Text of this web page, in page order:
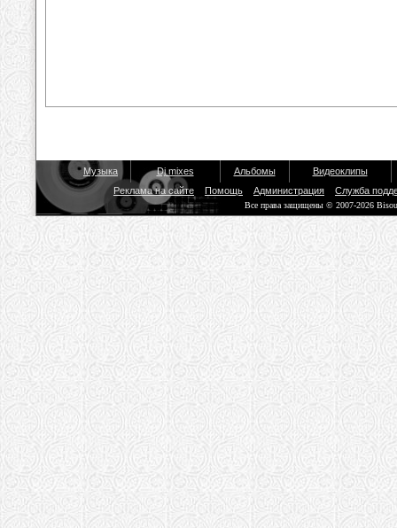
Музыка Dj mixes Альбомы
Видеоклипы
Реклама на сайте
Помощь Администрация Служба
Все права защищены © 2007-2026